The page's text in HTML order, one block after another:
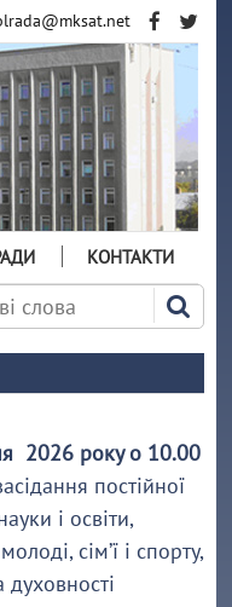
КОНТАКТИ
2026 року о 10.00
постійної
і освіти,
сім’ї і спорту,
духовності